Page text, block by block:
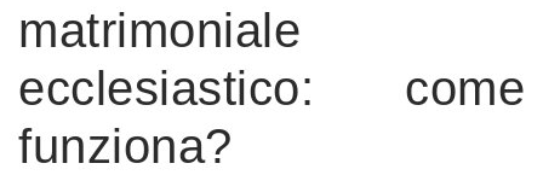
matrimoniale
ecclesiastico: come
funziona?